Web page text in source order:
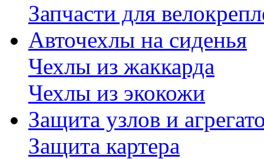
Запчасти для
Авточехлы на сиденья
Чехлы из жаккарда
Чехлы из экокожи
Защита узлов и
Защита картера